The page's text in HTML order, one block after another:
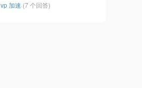
vp 加速 (7 个回答)